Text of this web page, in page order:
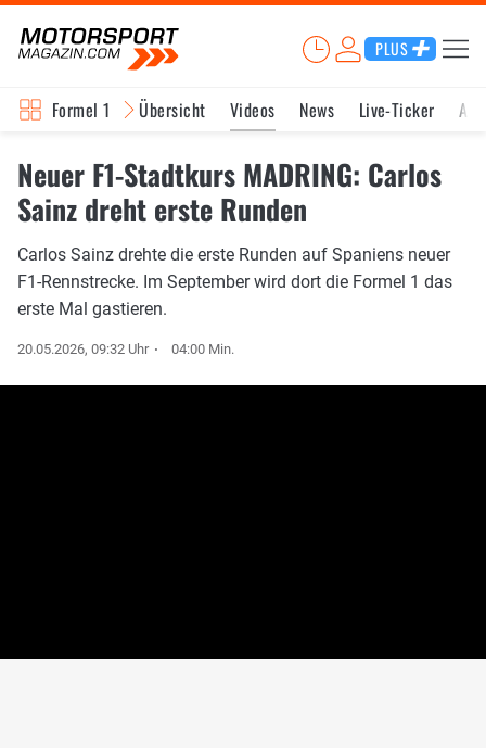
PLUS
Formel 1 Übersicht Videos News Live-Ticker
Neuer F1-Stadtkurs MADRING: Carlos
Sainz dreht erste Runden
Carlos Sainz drehte die erste Runden auf Spaniens neuer
F1-Rennstrecke. Im September wird dort die Formel 1 das
erste Mal gastieren.
20.05.2026, 09:32 Uhr 04:00 Min.